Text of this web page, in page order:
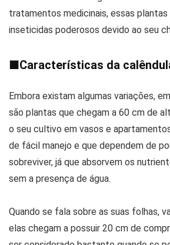
tratamentos medicinais, essas
inseticidas poderosos devido ao seu
■Características da
Embora existam algumas variações,
são plantas que chegam a 60 cm de
o seu cultivo em vasos e
de fácil manejo e que dependem de
sobreviver, já que absorvem os
sem a presença de água.
Quando se fala sobre as suas folhas,
elas chegam a possuir 20 cm de